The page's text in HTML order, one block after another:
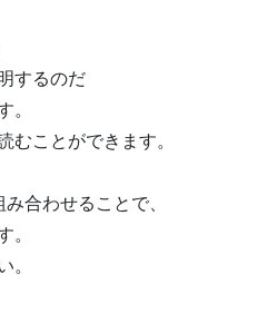
するのだ
ことができます。
合わせることで、